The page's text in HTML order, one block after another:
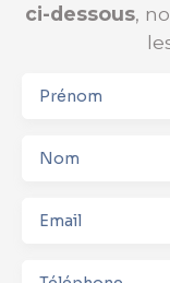
ci-dessous,
Prénom
Nom
Email